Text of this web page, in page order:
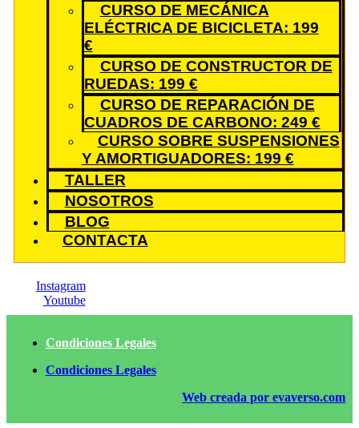
CURSO DE MECÁNICA
ELÉCTRICA DE BICICLETA: 199
€
CURSO DE CONSTRUCTOR DE
RUEDAS: 199 €
CURSO DE REPARACIÓN DE
CUADROS DE CARBONO: 249 €
CURSO SOBRE SUSPENSIONES
Y AMORTIGUADORES: 199 €
TALLER
NOSOTROS
BLOG
CONTACTA
Instagram
Youtube
Condiciones Legales
Condiciones Legales
Web creada por evaverso.com